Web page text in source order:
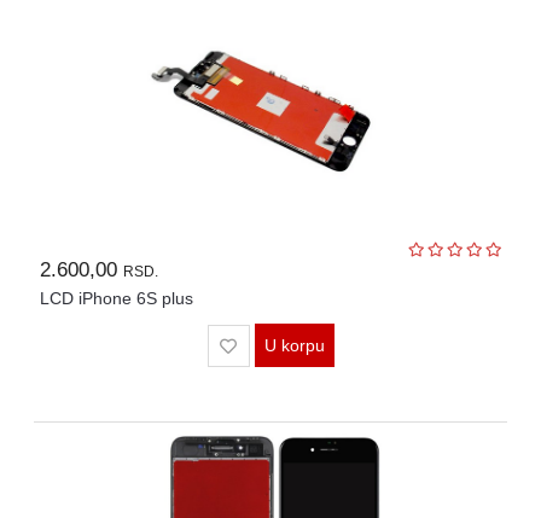
2.600,00 RSD.
LCD iPhone 6S plus
U korpu